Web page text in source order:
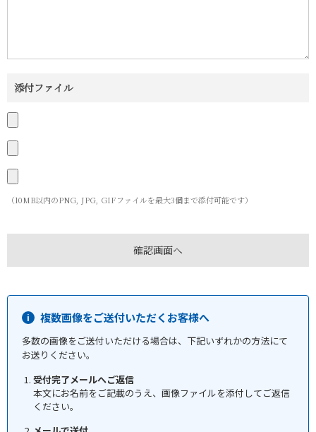
添付ファイル
（10MB以内のPNG, JPG, GIFファイルを最大3個まで添付可能です）
複数画像をご送付いただくお客様へ
多数の画像をご送付いただける場合は、下記いずれかの方法にて
お送りください。
受付完了メールへご返信
本文にお名前をご記載のうえ、画像ファイルを添付してご返信
ください。